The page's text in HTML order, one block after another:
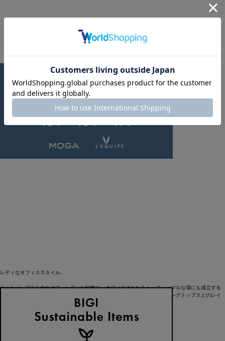
レディなオフィススタイル。
ヒールパンプスを合わせて、レディな印象に。オフィスはもちろん、フォーマルな場にも成立する
佇まいです。トップスには、シャツとパールを合わせてシックに、また、ロングトップスとのレイ
ヤードもフェミニンに楽しめます。